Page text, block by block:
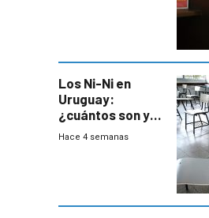
Los Ni-Ni en
Uruguay:
¿cuántos son y
en dónde están?
Hace 4 semanas